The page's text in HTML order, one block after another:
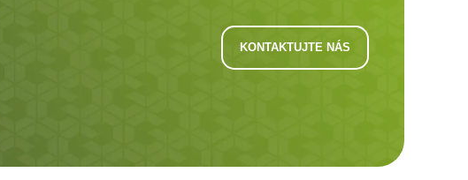
KONTAKTUJTE NÁS